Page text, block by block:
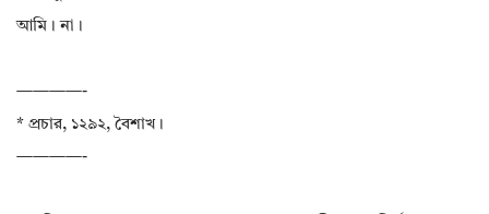
আমি। না।
————-
* প্রচার, ১২৯২, বৈশাখ।
————-